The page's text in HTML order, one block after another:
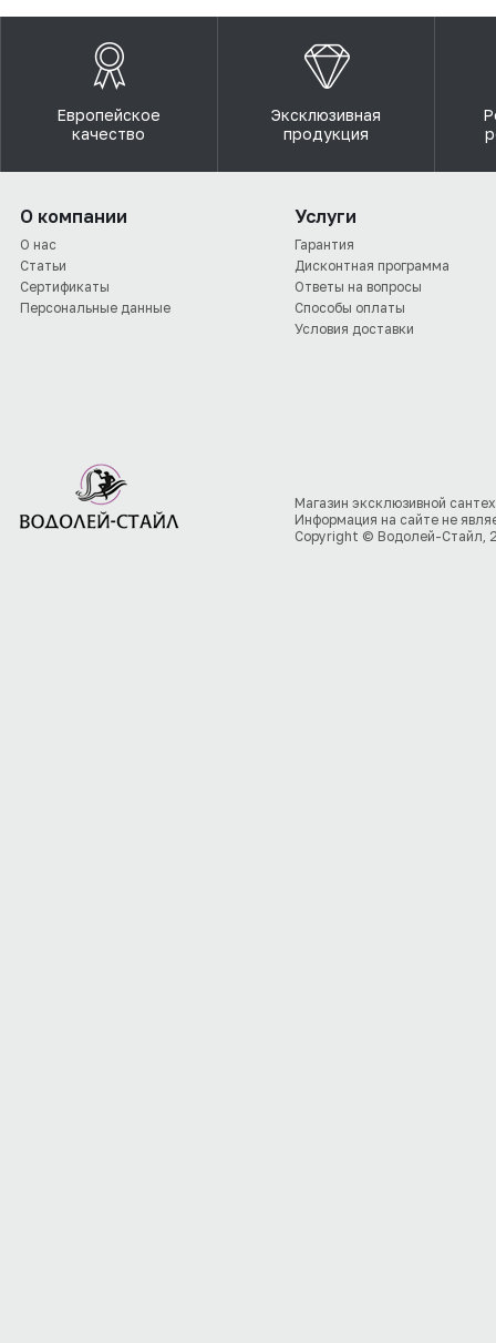
Европейское
качество
Эксклюзивная
продукция
О компании
О нас
Статьи
Сертификаты
Персональные данные
Услуги
Гарантия
Дисконтная программа
Ответы на вопросы
Способы оплаты
Условия доставки
Магазин эксклюзивной
Информация на сайте не
Copyright © Водолей-Стайл,